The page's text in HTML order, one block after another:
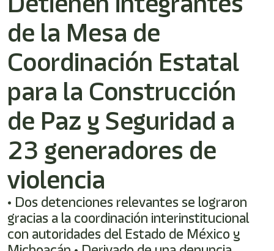
activates
screen
help
you
navigate
interact
the
content.
de la Mesa de
Coordinación Estatal
para la Construcción
de Paz y Seguridad a
23 generadores de
violencia
• Dos detenciones relevantes se lograron
gracias a la coordinación interinstitucional
con autoridades del Estado de México y